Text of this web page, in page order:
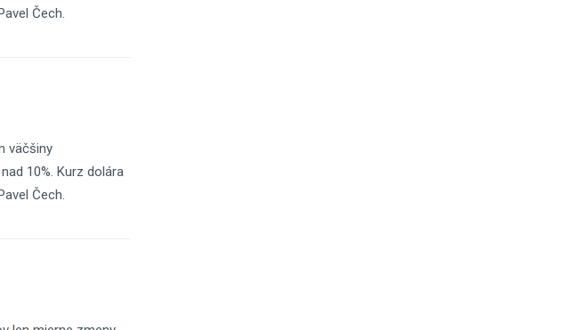
Čech.
väčšiny
10%. Kurz dolára
Čech.